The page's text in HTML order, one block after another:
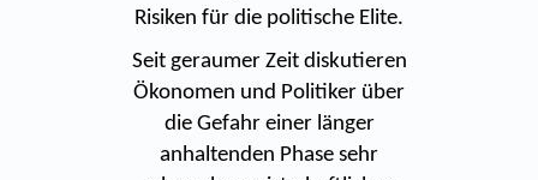
Risiken für die politische Elite.
Seit geraumer Zeit diskutieren
Ökonomen und Politiker über
die Gefahr einer länger
anhaltenden Phase sehr